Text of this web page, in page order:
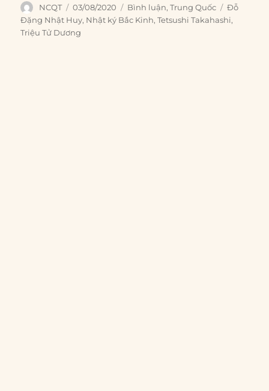
Author
NCQT
Posted
on
03/08/2020 Categories
Bình luận,Trung Quốc Tags
Đỗ
Đặng Nhật Huy, Nhật ký Bắc Kinh,Tetsushi Takahashi,
Triệu Tử Dương